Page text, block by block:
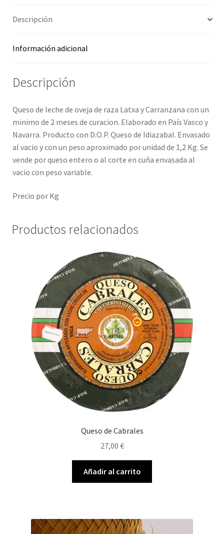
Promociones
Quienes somos
Descripción
Información adicional
Descripción
Queso de leche de oveja de raza Latxa y Carranzana con un
minimo de 2 meses de curacion. Elaborado en País Vasco y
Navarra. Producto con D.O.P. Queso de Idiazabal. Envasado
al vacio y con un peso aproximado por unidad de 1,2 Kg. Se
vende por queso entero o al corte en cuña envasada al
vacio con peso variable.
Precio por Kg
Productos relacionados
Queso de Cabrales
27,00 €
Añadir al carrito